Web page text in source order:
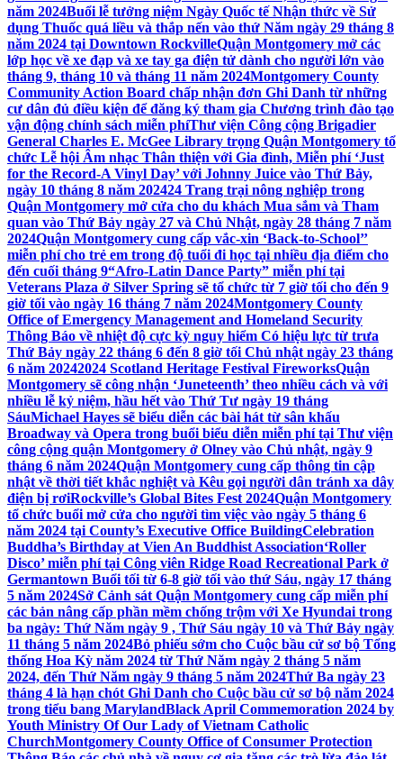
năm 2024Buổi lễ tưởng niệm Ngày Quốc tế Nhận thức về Sử
dụng Thuốc quá liều và thắp nến vào thứ Năm ngày 29 tháng 8
năm 2024 tại Downtown RockvilleQuận Montgomery mở các
lớp học về xe đạp và xe tay ga điện tử dành cho người lớn vào
tháng 9, tháng 10 và tháng 11 năm 2024Montgomery County
Community Action Board chấp nhận đơn Ghi Danh từ những
cư dân đủ điều kiện để đăng ký tham gia Chương trình đào tạo
vận động chính sách miễn phíThư viện Công cộng Brigadier
General Charles E. McGee Library trọng Quận Montgomery tổ
chức Lễ hội Âm nhạc Thân thiện với Gia đình, Miễn phí ‘Just
for the Record-A Vinyl Day’ với Johnny Juice vào Thứ Bảy,
ngày 10 tháng 8 năm 202424 Trang trại nông nghiệp trong
Quận Montgomery mở cửa cho du khách Mua sắm và Tham
quan vào Thứ Bảy ngày 27 và Chủ Nhật, ngày 28 tháng 7 năm
2024Quận Montgomery cung cấp vắc-xin ‘Back-to-School’’
miễn phí cho trẻ em trong độ tuổi đi học tại nhiều địa điểm cho
đến cuối tháng 9“Afro-Latin Dance Party” miễn phí tại
Veterans Plaza ở Silver Spring sẽ tổ chức từ 7 giờ tối cho đến 9
giờ tối vào ngày 16 tháng 7 năm 2024Montgomery County
Office of Emergency Management and Homeland Security
Thông Báo về nhiệt độ cực kỳ nguy hiểm Có hiệu lực từ trưa
Thứ Bảy ngày 22 tháng 6 đến 8 giờ tối Chủ nhật ngày 23 tháng
6 năm 20242024 Scotland Heritage Festival FireworksQuận
Montgomery sẽ công nhận ‘Juneteenth’ theo nhiều cách và với
nhiều lễ kỷ niệm, hầu hết vào Thứ Tư ngày 19 tháng
SáuMichael Hayes sẽ biểu diễn các bài hát từ sân khấu
Broadway và Opera trong buổi biểu diễn miễn phí tại Thư viện
công cộng quận Montgomery ở Olney vào Chủ nhật, ngày 9
tháng 6 năm 2024Quận Montgomery cung cấp thông tin cập
nhật về thời tiết khắc nghiệt và Kêu gọi người dân tránh xa dây
điện bị rơiRockville’s Global Bites Fest 2024Quận Montgomery
tổ chức buổi mở cửa cho người tìm việc vào ngày 5 tháng 6
năm 2024 tại County’s Executive Office BuildingCelebration
Buddha’s Birthday at Vien An Buddhist Association‘Roller
Disco’ miễn phí tại Công viên Ridge Road Recreational Park ở
Germantown Buổi tối từ 6-8 giờ tối vào thứ Sáu, ngày 17 tháng
5 năm 2024Sở Cảnh sát Quận Montgomery cung cấp miễn phí
các bản nâng cấp phần mềm chống trộm với Xe Hyundai trong
ba ngày: Thứ Năm ngày 9 , Thứ Sáu ngày 10 và Thứ Bảy ngày
11 tháng 5 năm 2024Bỏ phiếu sớm cho Cuộc bầu cử sơ bộ Tổng
thống Hoa Kỳ năm 2024 từ Thứ Năm ngày 2 tháng 5 năm
2024, đến Thứ Năm ngày 9 tháng 5 năm 2024Thứ Ba ngày 23
tháng 4 là hạn chót Ghi Danh cho Cuộc bầu cử sơ bộ năm 2024
trong tiểu bang MarylandBlack April Commemoration 2024 by
Youth Ministry Of Our Lady of Vietnam Catholic
ChurchMontgomery County Office of Consumer Protection